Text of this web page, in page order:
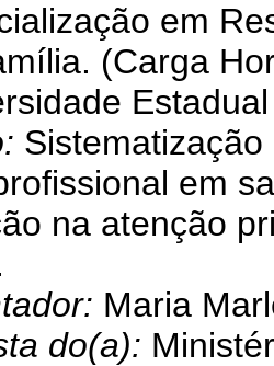
em
(Carga
em
na atenção
Maria
do(a):